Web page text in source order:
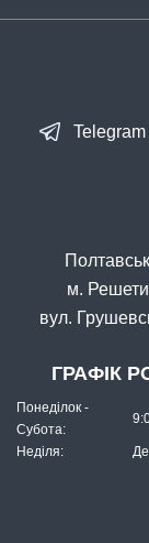
м.
вул.
ГРАФІК
Понеділок -
Субота:
Неділя:
Telegram